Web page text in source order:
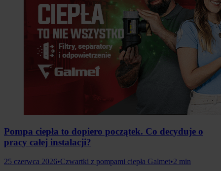
Pompa ciepła to dopiero początek. Co decyduje o
pracy całej instalacji?
25 czerwca 2026•Czwartki z pompami ciepła Galmet•2 min